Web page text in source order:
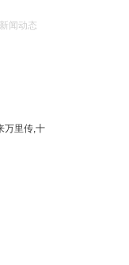
新闻动态
万里传,十